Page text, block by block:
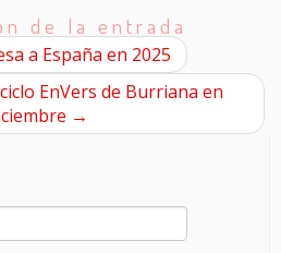
de la entrada
a España en 2025
EnVers de Burriana en
→